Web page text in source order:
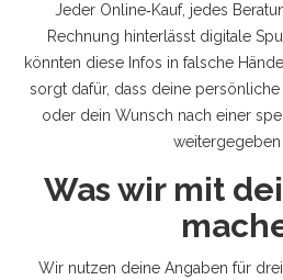
Jeder Online‑Kauf, jedes
Rechnung hinterlässt digitale
könnten diese Infos in falsche
sorgt dafür, dass deine
oder dein Wunsch nach einer
weitergegeben
Was wir mit
Wir nutzen deine Angaben für